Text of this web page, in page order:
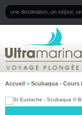
VOYAGE PLONGÉE
Accueil > Scubaqua - Cours